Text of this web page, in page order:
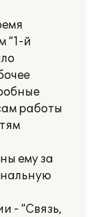
“1-й
работы
ему за
- “Связь,